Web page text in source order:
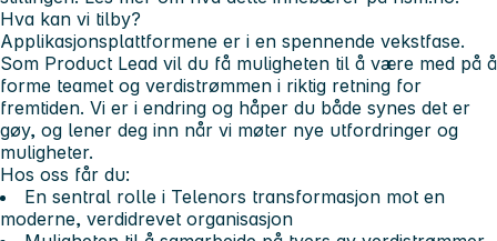
Hva kan vi tilby?
Applikasjonsplattformene er i en spennende vekstfase.
Som Product Lead vil du få muligheten til å være med på å
forme teamet og verdistrømmen i riktig retning for
fremtiden. Vi er i endring og håper du både synes det er
gøy, og lener deg inn når vi møter nye utfordringer og
muligheter.
Hos oss får du:
En sentral rolle i Telenors transformasjon mot en
moderne, verdidrevet organisasjon